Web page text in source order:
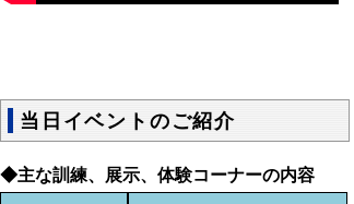
当日イベントのご紹介
◆主な訓練、展示、体験コーナーの内容